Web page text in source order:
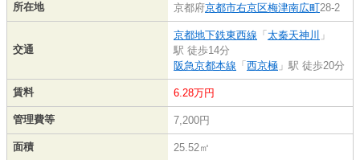
所在地 京都府京都市右京区梅津南広町28-2
交通
京都地下鉄東西線 「 太秦天神川 」
駅 徒歩14分
阪急京都本線 「 西京極 」駅 徒歩20分
賃料 6.28万円
管理費等 7,200円
面積 25.52㎡